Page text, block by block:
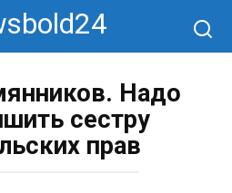
Надо
сестру
прав